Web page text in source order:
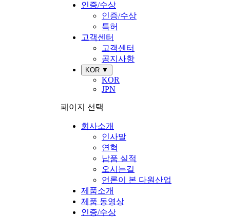
인증/수상
인증/수상
특허
고객센터
고객센터
공지사항
KOR ▼
KOR
JPN
페이지 선택
회사소개
인사말
연혁
납품 실적
오시는길
언론이 본 다원산업
제품소개
제품 동영상
인증/수상